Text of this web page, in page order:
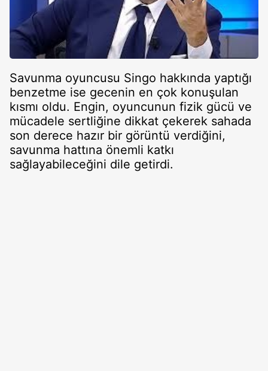
Savunma oyuncusu Singo hakkında yaptığı
benzetme ise gecenin en çok konuşulan
kısmı oldu. Engin, oyuncunun fizik gücü ve
mücadele sertliğine dikkat çekerek sahada
son derece hazır bir görüntü verdiğini,
savunma hattına önemli katkı
sağlayabileceğini dile getirdi.